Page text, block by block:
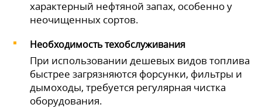
характерный нефтяной запах, особенно у
неочищенных сортов.
Необходимость техобслуживания
При использовании дешевых видов топлива
быстрее загрязняются форсунки, фильтры и
дымоходы, требуется регулярная чистка
оборудования.